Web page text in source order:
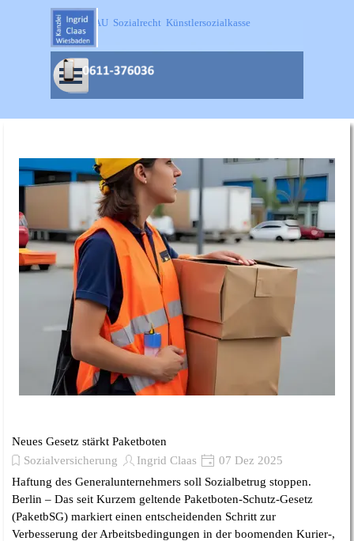
Direkt zum Seiteninhalt
SOKA-BAU  Sozialrecht  Künstlersozialkasse
Menü überspringen
Neues Gesetz stärkt Paketboten
Sozialversicherung
Ingrid Claas
07 Dez 2025
Haftung des Generalunternehmers soll Sozialbetrug stoppen.
Berlin – Das seit Kurzem geltende Paketboten-Schutz-Gesetz
(PaketbSG) markiert einen entscheidenden Schritt zur
Verbesserung der Arbeitsbedingungen in der boomenden Kurier-,